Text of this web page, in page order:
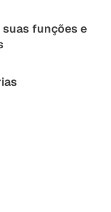
suas funções e